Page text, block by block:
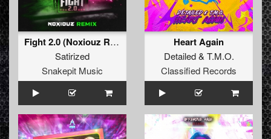
Fight 2.0 (Noxiouz Remix) (Original Mix)
Satirized
Snakepit Music
Heart Again
Detailed& T.M.O.
Classified Records